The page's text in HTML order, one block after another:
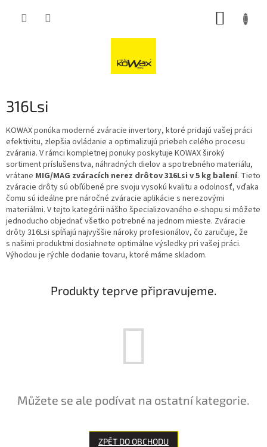
316Lsi
KOWAX ponúka moderné zváracie invertory, ktoré pridajú vašej práci
efektivitu, zlepšia ovládanie a optimalizujú priebeh celého procesu
zvárania. V rámci kompletnej ponuky poskytuje KOWAX široký
sortiment príslušenstva, náhradných dielov a spotrebného materiálu,
vrátane MIG/MAG zváracích nerez drôtov 316Lsi v 5 kg balení. Tieto
zváracie drôty sú obľúbené pre svoju vysokú kvalitu a odolnosť, vďaka
čomu sú ideálne pre náročné zváracie aplikácie s nerezovými
materiálmi. V tejto kategórii nášho špecializovaného e-shopu si môžete
jednoducho objednať všetko potrebné na jednom mieste. Zváracie
drôty 316Lsi spĺňajú najvyššie nároky profesionálov, čo zaručuje, že
s našimi produktmi dosiahnete optimálne výsledky pri vašej práci.
Výhodou je rýchle dodanie tovaru, ktoré máme skladom.
Produkty teprve připravujeme.
Můžete se ale podívat na ostatní kategorie.
ZPĚT DO OBCHODU